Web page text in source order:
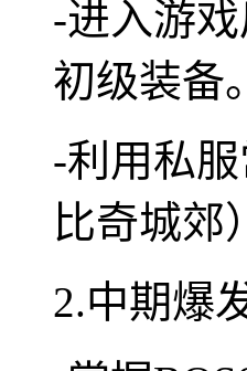
-进入游
初级装备。
-利用私
比奇城郊
2.中期爆